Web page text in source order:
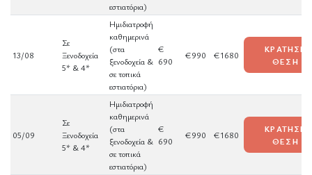
εστιατόρια)
13/08
Σε
Ξενοδοχεία
5* & 4*
Ημιδιατροφή
καθημερινά
(στα
ξενοδοχεία &
σε τοπικά
εστιατόρια)
€
690
€990 €1680
ΚΡΑΤΗΣΕ
ΘΕΣΗ
05/09
Σε
Ξενοδοχεία
5* & 4*
Ημιδιατροφή
καθημερινά
(στα
ξενοδοχεία &
σε τοπικά
εστιατόρια)
€
690
€990 €1680
ΚΡΑΤΗΣΕ
ΘΕΣΗ